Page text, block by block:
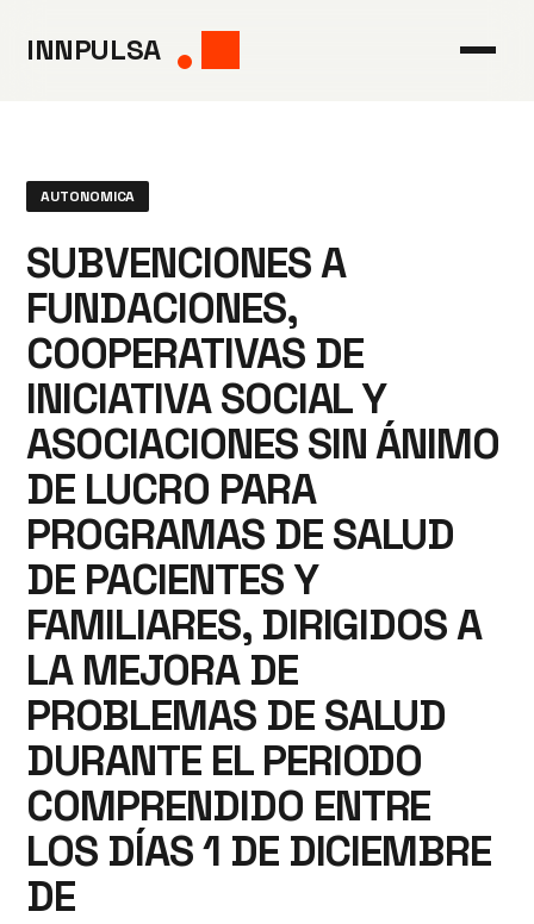
INNPULSA
AUTONOMICA
SUBVENCIONES A
FUNDACIONES,
COOPERATIVAS DE
INICIATIVA SOCIAL Y
ASOCIACIONES SIN ÁNIMO
DE LUCRO PARA
PROGRAMAS DE SALUD
DE PACIENTES Y
FAMILIARES, DIRIGIDOS A
LA MEJORA DE
PROBLEMAS DE SALUD
DURANTE EL PERIODO
COMPRENDIDO ENTRE
LOS DÍAS 1 DE DICIEMBRE
DE